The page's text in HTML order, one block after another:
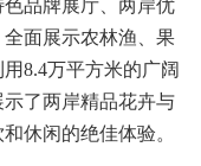
品牌展厅、两岸优
面展示农林渔、果
8.4万平方米的广阔
了两岸精品花卉与
休闲的绝佳体验。